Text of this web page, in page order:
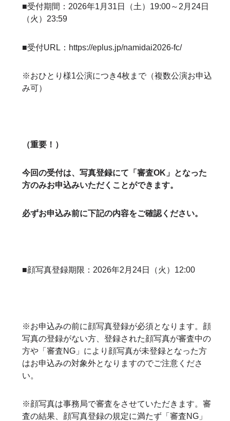
■受付期間：2026年1月31日（土）19:00～2月24日
（火）23:59
■受付URL： https://eplus.jp/namidai2026-fc/
※おひとり様1公演につき4枚まで（複数公演お申込
み可）
（重要！）
今回の受付は、写真登録にて「審査OK」となった
方のみお申込みいただくことができます。
必ずお申込み前に下記の内容をご確認ください。
■顔写真登録期限：2026年2月24日（火）12:00
※お申込みの前に顔写真登録が必須となります。顔
写真の登録がない方、登録された顔写真が審査中の
方や「審査NG」により顔写真が未登録となった方
はお申込みの対象外となりますのでご注意くださ
い。
※顔写真は事務局で審査をさせていただきます。審
査の結果、顔写真登録の規定に満たず「審査NG」